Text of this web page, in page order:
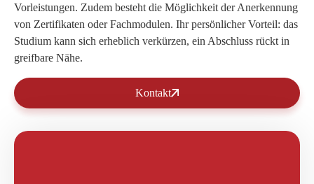
Vorleistungen. Zudem besteht die Möglichkeit der Anerkennung
von Zertifikaten oder Fachmodulen. Ihr persönlicher Vorteil: das
Studium kann sich erheblich verkürzen, ein Abschluss rückt in
greifbare Nähe.
Kontakt